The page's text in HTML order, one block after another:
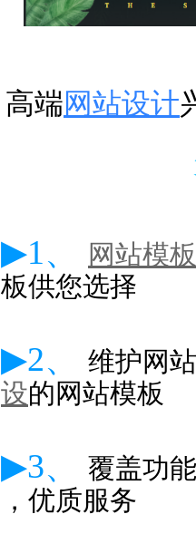
高端网站设计
▶1、
网站模板
板供您选择
▶2、
维护网
设的网站模板
▶3、
覆盖功
，优质服务